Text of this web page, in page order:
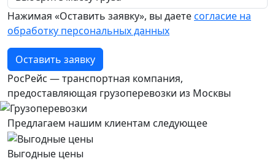
Нажимая «Оставить заявку», вы даетесогласие на
обработку персональных данных
Оставить заявку
РосРейс — транспортная компания,
предоставляющая грузоперевозки из Москвы
Предлагаем нашим клиентам следующее
Выгодные цены